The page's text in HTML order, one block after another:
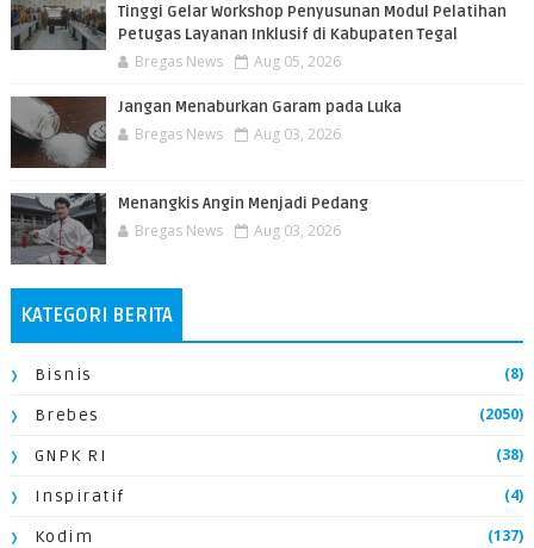
Tinggi Gelar Workshop Penyusunan Modul Pelatihan
Petugas Layanan Inklusif di Kabupaten Tegal
Bregas News Aug 05, 2026
Jangan Menaburkan Garam pada Luka
Bregas News Aug 03, 2026
Menangkis Angin Menjadi Pedang
Bregas News Aug 03, 2026
KATEGORI BERITA
Bisnis (8)
Brebes (2050)
GNPK RI (38)
Inspiratif (4)
Kodim (137)